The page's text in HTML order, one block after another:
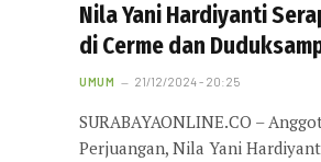
Nila Yani Hardiyanti
di Cerme dan
UMUM 21/12/2024 - 20:25
SURABAYAONLINE.CO –
Perjuangan, Nila Yani